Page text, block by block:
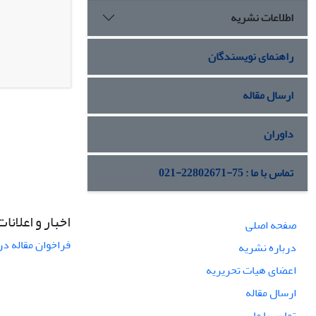
اطلاعات نشریه
راهنمای نویسندگان
ارسال مقاله
داوران
تماس با ما : 75-22802671-021
صفحه اصلی
درباره نشریه
اعضای هیات تحریریه
ارسال مقاله
اخبار و
فراخوان مقاله